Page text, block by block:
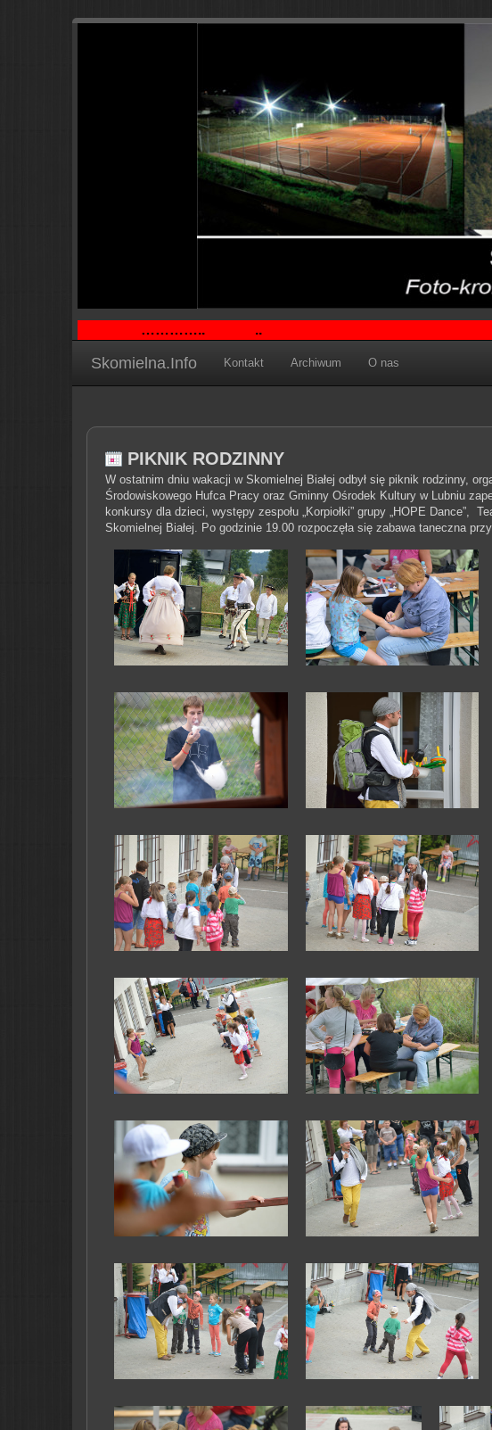
Skomielna.Info Kontakt Archiwum O nas
PIKNIK RODZINNY
W ostatnim dniu wakacji w Skomielnej Białej odbył się piknik rodzinny,
Środowiskowego Hufca Pracy oraz Gminny Ośrodek Kultury w Lubniu
konkursy dla dzieci, występy zespołu „Korpiołki” grupy „HOPE Dance”,
Skomielnej Białej. Po godzinie 19.00 rozpoczęła się zabawa taneczna